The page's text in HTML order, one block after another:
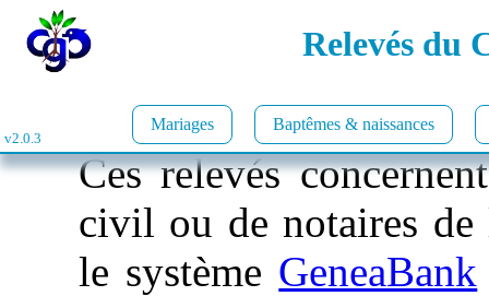
Relevés du
Mariages Baptêmes & naissances
v2.0.3
Ces relevés
civil ou de notaires de
le système GeneaBank